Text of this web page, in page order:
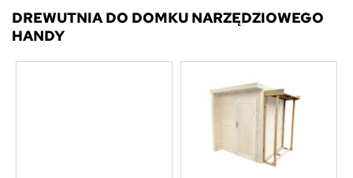
DREWUTNIA DO DOMKU NARZĘDZIOWEGO
HANDY